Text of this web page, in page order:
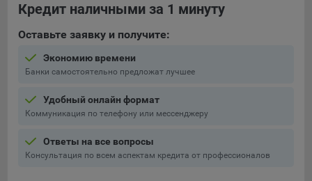
Кредит наличными за 1 минуту
Оставьте заявку и получите:
Экономию времени
Банки самостоятельно предложат лучшее
Удобный онлайн формат
Коммуникация по телефону или мессенджеру
Ответы на все вопросы
Консультация по всем аспектам кредита от профессионалов